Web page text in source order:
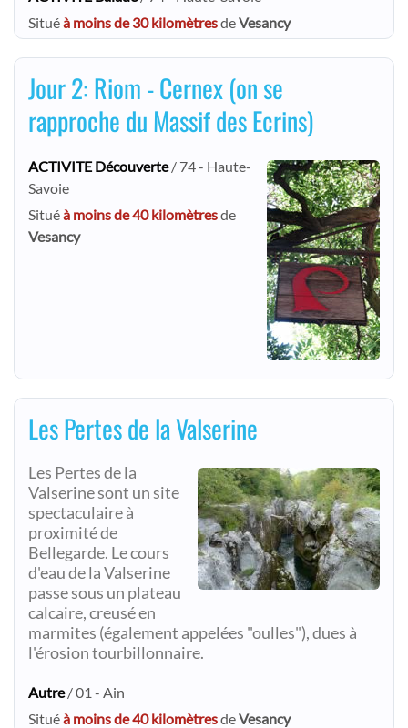
Situéà moins de 30 kilomètresdeVesancy
Jour 2: Riom - Cernex (on se
rapproche du Massif des Ecrins)
ACTIVITE Découverte/ 74 - Haute-
Savoie
Situéà moins de 40 kilomètresde
Vesancy
Les Pertes de la Valserine
Les Pertes de la
Valserine sont un site
spectaculaire à
proximité de
Bellegarde. Le cours
d'eau de la Valserine
passe sous un plateau
calcaire, creusé en
marmites (également appelées "oulles"), dues à
l'érosion tourbillonnaire.
Autre/ 01 - Ain
Situéà moins de 40 kilomètresdeVesancy